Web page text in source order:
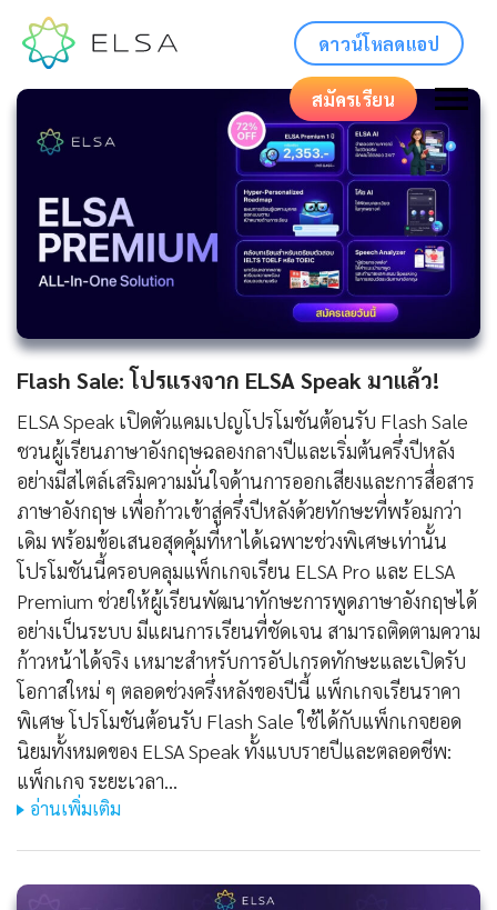
ดาวน์โหลดแอป
สมัครเรียน
Flash Sale: โปรแรงจาก ELSA Speak มาแล้ว!
ELSA Speak เปิดตัวแคมเปญโปรโมชันต้อนรับ Flash Sale
ชวนผู้เรียนภาษาอังกฤษฉลองกลางปีและเริ่มต้นครึ่งปีหลัง
อย่างมีสไตล์เสริมความมั่นใจด้านการออกเสียงและการสื่อสาร
ภาษาอังกฤษ เพื่อก้าวเข้าสู่ครึ่งปีหลังด้วยทักษะที่พร้อมกว่า
เดิม พร้อมข้อเสนอสุดคุ้มที่หาได้เฉพาะช่วงพิเศษเท่านั้น
โปรโมชันนี้ครอบคลุมแพ็กเกจเรียน ELSA Pro และ ELSA
Premium ช่วยให้ผู้เรียนพัฒนาทักษะการพูดภาษาอังกฤษได้
อย่างเป็นระบบ มีแผนการเรียนที่ชัดเจน สามารถติดตามความ
ก้าวหน้าได้จริง เหมาะสำหรับการอัปเกรดทักษะและเปิดรับ
โอกาสใหม่ ๆ ตลอดช่วงครึ่งหลังของปีนี้ แพ็กเกจเรียนราคา
พิเศษ โปรโมชันต้อนรับ Flash Sale ใช้ได้กับแพ็กเกจยอด
นิยมทั้งหมดของ ELSA Speak ทั้งแบบรายปีและตลอดชีพ:
แพ็กเกจ ระยะเวลา…
อ่านเพิ่มเติม